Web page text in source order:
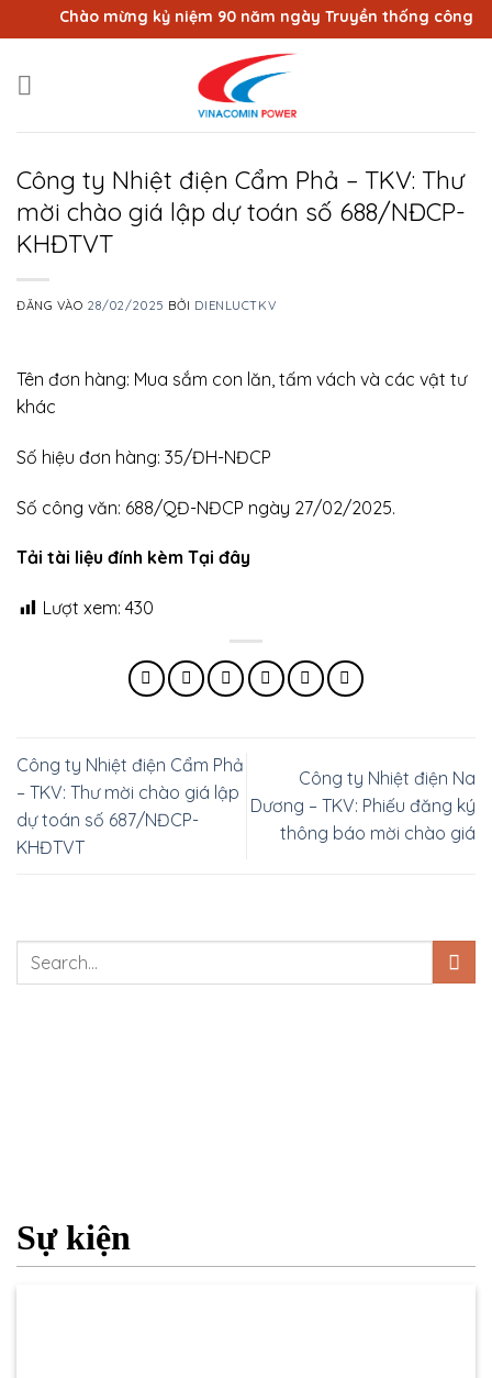
qua
dung
Chào mừng kỷ niệm 90 năm ngày Truyền thống công
Công ty Nhiệt điện Cẩm Phả – TKV: Thư
mời chào giá lập dự toán số 688/NĐCP-
KHĐTVT
ĐĂNG VÀO 28/02/2025 BỞI DIENLUCTKV
Tên đơn hàng: Mua sắm con lăn, tấm vách và các vật tư
khác
Số hiệu đơn hàng: 35/ĐH-NĐCP
Số công văn: 688/QĐ-NĐCP ngày 27/02/2025.
Tải tài liệu đính kèm Tại đây
Lượt xem: 430
Công ty Nhiệt điện Cẩm Phả
– TKV: Thư mời chào giá lập
dự toán số 687/NĐCP-
KHĐTVT
Công ty Nhiệt điện Na
Dương – TKV: Phiếu đăng ký
thông báo mời chào giá
Sự kiện